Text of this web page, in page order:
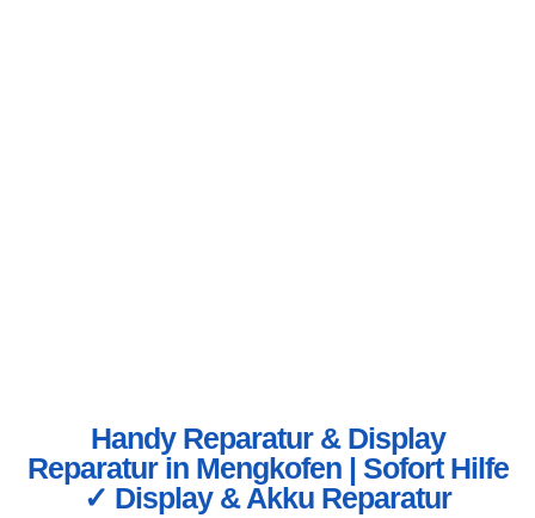
Handy Reparatur & Display
Reparatur in Mengkofen | Sofort Hilfe
✓ Display & Akku Reparatur